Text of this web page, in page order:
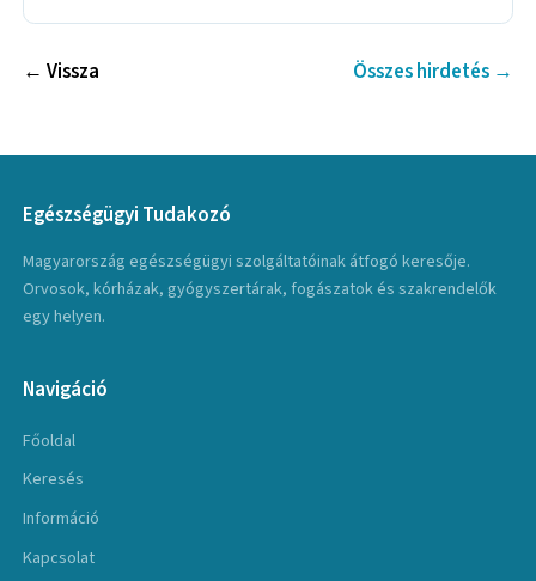
← Vissza Összes hirdetés →
Egészségügyi Tudakozó
Magyarország egészségügyi szolgáltatóinak átfogó keresője.
Orvosok, kórházak, gyógyszertárak, fogászatok és szakrendelők
egy helyen.
Navigáció
Főoldal
Keresés
Információ
Kapcsolat